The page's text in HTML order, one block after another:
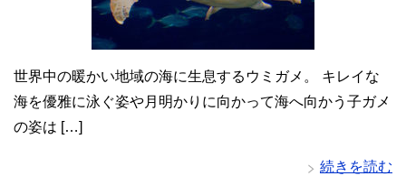
世界中の暖かい地域の海に生息するウミガメ。 キレイな
海を優雅に泳ぐ姿や月明かりに向かって海へ向かう子ガメ
の姿は […]
続きを読む